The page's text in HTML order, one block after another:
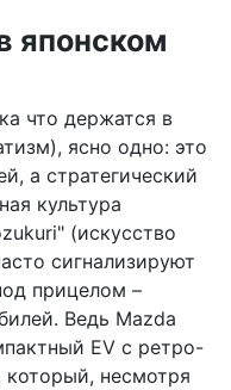
японском
что держатся в
ясно одно: это
а стратегический
культура
(искусство
сигнализируют
прицелом –
Ведь Mazda
EV с ретро-
несмотря